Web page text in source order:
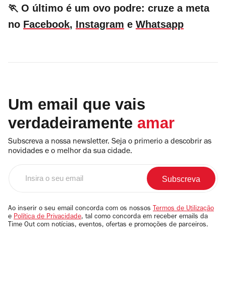
🏃 O último é um ovo podre: cruze a meta
no Facebook, Instagram e Whatsapp
Um email que vais
verdadeiramente amar
Subscreva a nossa newsletter. Seja o primerio a descobrir as
novidades e o melhor da sua cidade.
email
Ao inserir o seu email concorda com os nossos Termos de Utilização
e Política de Privacidade, tal como concorda em receber emails da
Time Out com notícias, eventos, ofertas e promoções de parceiros.